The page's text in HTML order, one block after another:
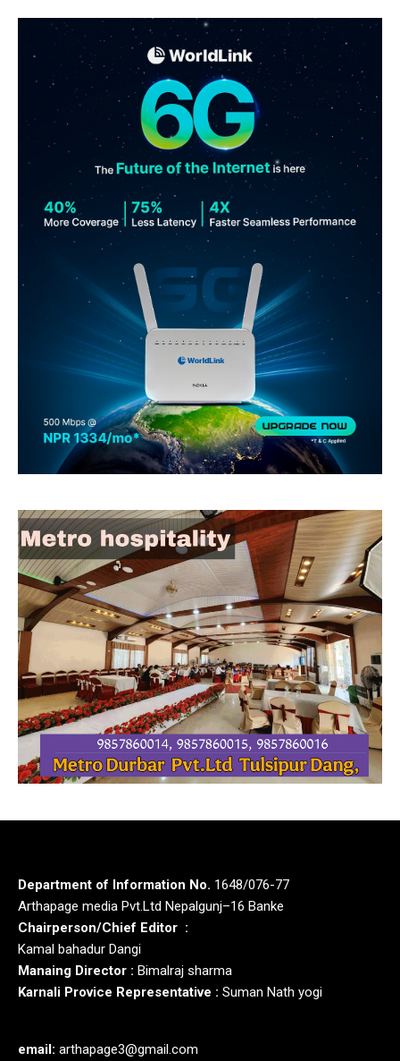
Department of Information No. 1648/076-77
Arthapage media Pvt.Ltd Nepalgunj–16 Banke
Chairperson/Chief Editor :
Kamal bahadur Dangi
Manaing Director : Bimalraj sharma
Karnali Provice Representative : Suman Nath yogi
email: arthapage3@gmail.com